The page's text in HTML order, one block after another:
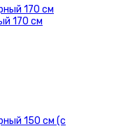
170 см